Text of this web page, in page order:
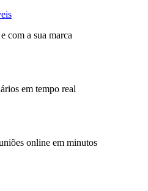
com a sua marca
em tempo real
online em minutos